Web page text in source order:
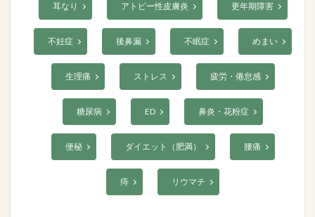
耳なり アトピー性皮膚炎 更年期障害
不妊症 後鼻漏 不眠症 めまい
生理痛 ストレス 疲労・倦怠感
糖尿病 ED 鼻炎・花粉症
便秘 ダイエット（肥満） 腰痛
痔 リウマチ